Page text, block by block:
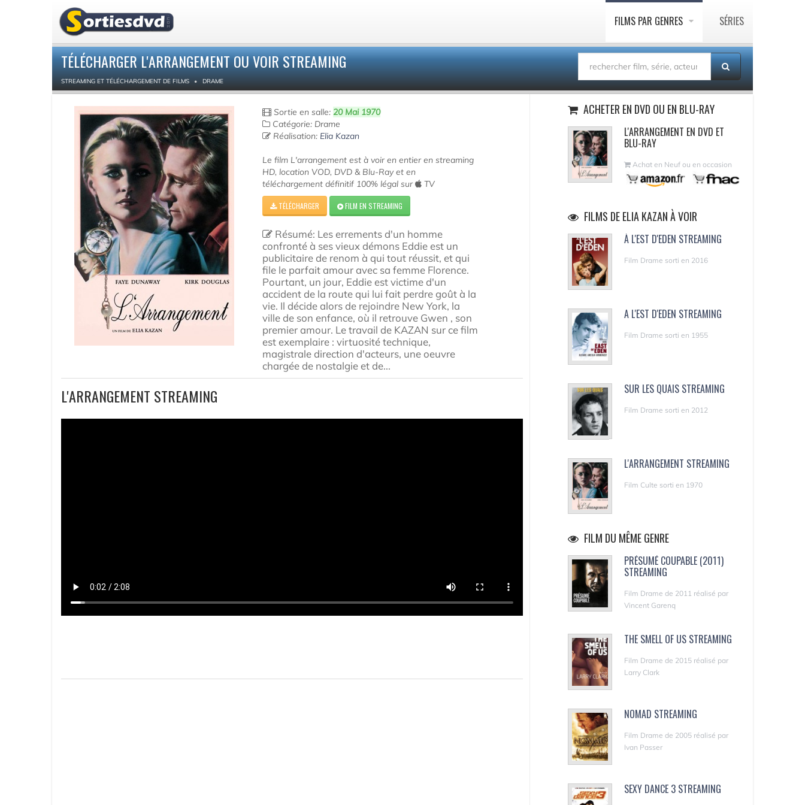
FILMS PAR GENRES SÉRIES
TÉLÉCHARGER L'ARRANGEMENT OU VOIR STREAMING
STREAMING ET TÉLÉCHARGEMENT DE FILMS DRAME
Sortie en salle: 20 Mai 1970
Catégorie: Drame
Réalisation: Elia Kazan
Le film L'arrangement est à voir en entier en streaming
HD, location VOD, DVD & Blu-Ray et en
téléchargement définitif 100% légal sur
TV
TÉLÉCHARGER FILM EN STREAMING
Résumé: Les errements d'un homme
confronté à ses vieux démons Eddie est un
publicitaire de renom à qui tout réussit, et qui
file le parfait amour avec sa femme Florence.
Pourtant, un jour, Eddie est victime d'un
accident de la route qui lui fait perdre goût à la
vie. Il décide alors de rejoindre New York, la
ville de son enfance, où il retrouve Gwen , son
premier amour. Le travail de KAZAN sur ce film
est exemplaire : virtuosité technique,
magistrale direction d'acteurs, une oeuvre
chargée de nostalgie et de...
L'ARRANGEMENT STREAMING
ACHETER EN DVD OU EN BLU-RAY
L'ARRANGEMENT EN DVD ET
BLU-RAY
Achat en Neuf ou en occasion
FILMS DE ELIA KAZAN À VOIR
À L'EST D'EDEN STREAMING
Film Drame sorti en 2016
A L'EST D'EDEN STREAMING
Film Drame sorti en 1955
SUR LES QUAIS STREAMING
Film Drame sorti en 2012
L'ARRANGEMENT STREAMING
Film Culte sorti en 1970
FILM DU MÊME GENRE
PRÉSUMÉ COUPABLE (2011)
STREAMING
Film Drame de 2011 réalisé par
Vincent Garenq
THE SMELL OF US STREAMING
Film Drame de 2015 réalisé par
Larry Clark
NOMAD STREAMING
Film Drame de 2005 réalisé par
Ivan Passer
SEXY DANCE 3 STREAMING